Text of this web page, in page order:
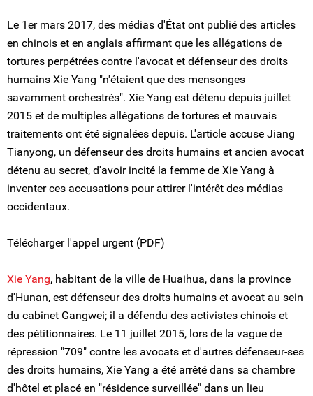
Le 1er mars 2017, des médias d'État ont publié des articles
en chinois et en anglais affirmant que les allégations de
tortures perpétrées contre l'avocat et défenseur des droits
humains Xie Yang "n'étaient que des mensonges
savamment orchestrés". Xie Yang est détenu depuis juillet
2015 et de multiples allégations de tortures et mauvais
traitements ont été signalées depuis. L'article accuse Jiang
Tianyong, un défenseur des droits humains et ancien avocat
détenu au secret, d'avoir incité la femme de Xie Yang à
inventer ces accusations pour attirer l'intérêt des médias
occidentaux.
Télécharger l'appel urgent (PDF)
Xie Yang, habitant de la ville de Huaihua, dans la province
d'Hunan, est défenseur des droits humains et avocat au sein
du cabinet Gangwei; il a défendu des activistes chinois et
des pétitionnaires. Le 11 juillet 2015, lors de la vague de
répression "709" contre les avocats et d'autres défenseur-ses
des droits humains, Xie Yang a été arrêté dans sa chambre
d'hôtel et placé en "résidence surveillée" dans un lieu